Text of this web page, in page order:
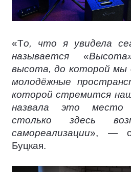
«То, что я увидела
называется
высота, до которой мы
молодёжные
которой стремится
назвала это
столько здесь
самореализации», —
Буцкая.